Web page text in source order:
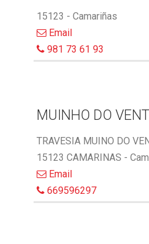
15123 - Camariñas
Email
981 73 61 93
MUINHO DO
TRAVESIA MUINO DO
15123 CAMARINAS -
Email
669596297